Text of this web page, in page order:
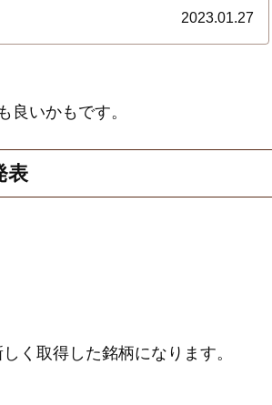
ム証券、ＧＭＯクリック証券は未使用で
2023.01.27
良いかもです。
表
く取得した銘柄になります。